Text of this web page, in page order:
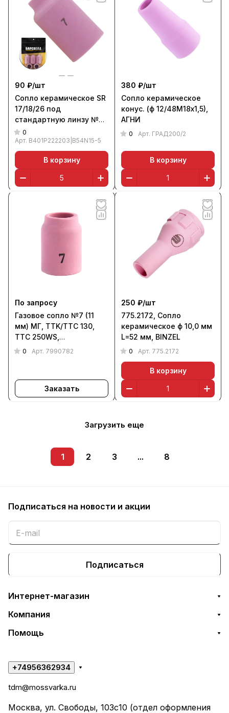
90 ₽/шт
Сопло керамическое SR
17/18/26 под
стандартную линзу №7
ф 11,0 мм, L=42 мм (уп. 5
шт.), БАРСВЕЛД
0
Арт. B401P222203|B54N15-5
В корзину
380 ₽/шт
Сопло керамическое
конус. (ф 12/48М18х1,5),
АГНИ
0 Арт. ГРАД200/2
В корзину
По запросу
Газовое сопло №7 (11
мм) МГ, TTK/TTC 130,
TTC 250WS,
Kemppi (7990782)
0 Арт. 7990782
Заказать
250 ₽/шт
775.2172, Сопло
керамическое ф 10,0 мм
L=52 мм, BINZEL
0 Арт. 775.2172
В корзину
Загрузить еще
1 2 3 ... 8
Подписаться на новости и акции
Подписаться
Интернет-магазин
Компания
Помощь
+74956362934
tdm@mossvarka.ru
Москва, ул. Свободы, 103с10 (отдел оформления